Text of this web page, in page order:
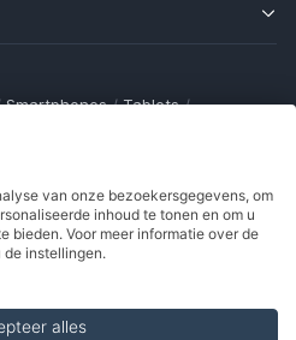
Smartphones / Tablets /
/ Robuuste telefoons /
telefoons / Refurbished
van onze bezoekersgegevens, om
inhoud te tonen en om u
bieden. Voor meer informatie over de
instellingen.
alles